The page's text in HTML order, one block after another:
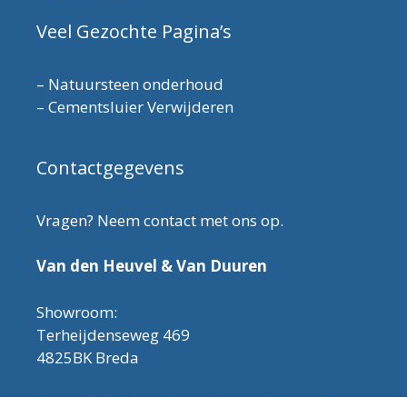
Veel Gezochte Pagina’s
– Natuursteen onderhoud
– Cementsluier Verwijderen
Contactgegevens
Vragen? Neem contact met ons op.
Van den Heuvel & Van Duuren
Showroom:
Terheijdenseweg 469
4825BK Breda